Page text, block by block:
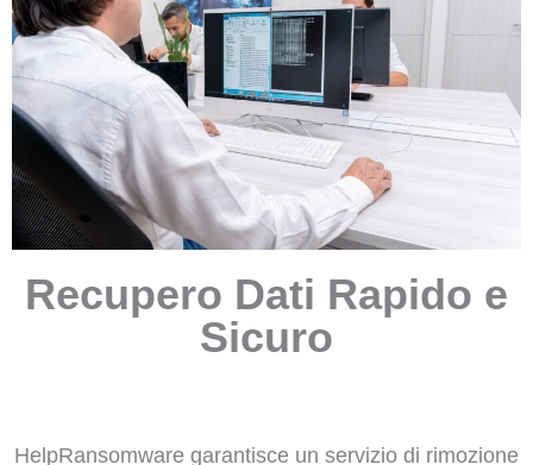
Recupero Dati Rapido e
Sicuro
HelpRansomware garantisce un servizio di rimozione